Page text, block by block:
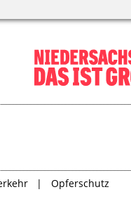
Opferschutz